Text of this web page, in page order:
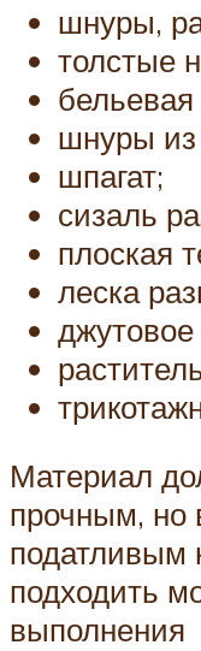
шнуры,
толстые
бельевая
шнуры из
шпагат;
сизаль
плоская
леска
джутовое
Материал
прочным, но
податливым
подходить
выполнения